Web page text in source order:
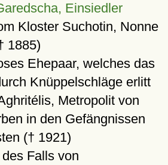
Einsiedler
Kloster Suchotin, Nonne
1885)
Ehepaar, welches das
Knüppelschläge erlitt
Metropolit von
in den Gefängnissen
(† 1921)
Falls von